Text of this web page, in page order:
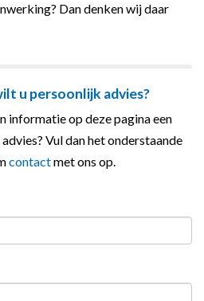
Dan denken wij daar
u persoonlijk advies?
informatie op deze pagina een
Vul dan het onderstaande
contactmet ons op.